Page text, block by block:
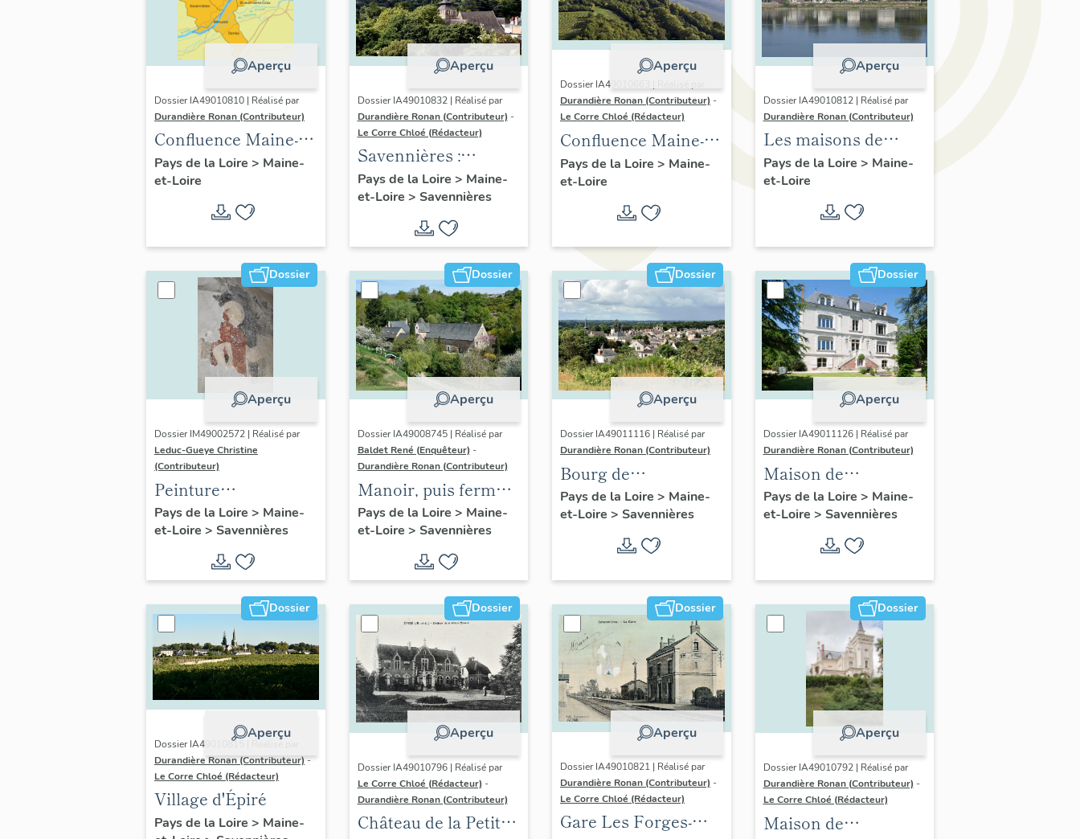
Aperçu
Dossier IA49010810 | Réalisé par
Durandière Ronan (Contributeur)
Confluence Maine-
Loire : présentation
de l'opération
thématique
Pays de la Loire > Maine-
et-Loire
Aperçu
Dossier IA49010832 | Réalisé par
Durandière Ronan (Contributeur) -
Le Corre Chloé (Rédacteur)
Savennières :
présentation de la
commune
Pays de la Loire > Maine-
et-Loire > Savennières
Aperçu
Dossier IA49010663 | Réalisé par
Durandière Ronan (Contributeur) -
Le Corre Chloé (Rédacteur)
Confluence Maine-
Loire : présentation
de l'aire d'étude
Pays de la Loire > Maine-
et-Loire
Aperçu
Dossier IA49010812 | Réalisé par
Durandière Ronan (Contributeur)
Les maisons de
villégiature de la
confluence Maine-
Pays de la Loire > Maine-
et-Loire
Dossier
Aperçu
Dossier IM49002572 | Réalisé par
Leduc-Gueye Christine
(Contributeur)
Peinture
monumentale : saint
Fiacre, saint
Mathurin
Pays de la Loire > Maine-
et-Loire > Savennières
Dossier
Aperçu
Dossier IA49008745 | Réalisé par
Baldet René (Enquêteur) -
Durandière Ronan (Contributeur)
Manoir, puis ferme
de la Coulée-de-
Serrant
Pays de la Loire > Maine-
et-Loire > Savennières
Dossier
Aperçu
Dossier IA49011116 | Réalisé par
Durandière Ronan (Contributeur)
Bourg de
Savennières
Pays de la Loire > Maine-
et-Loire > Savennières
Dossier
Aperçu
Dossier IA49011126 | Réalisé par
Durandière Ronan (Contributeur)
Maison de
villégiature, 11
chemin de la
Monnaie
Pays de la Loire > Maine-
et-Loire > Savennières
Dossier
Aperçu
Dossier IA49010815 | Réalisé par
Durandière Ronan (Contributeur)-
Le Corre Chloé (Rédacteur)
Village d'Épiré
Pays de la Loire > Maine-
Dossier
Aperçu
Dossier IA49010796 | Réalisé par
Le Corre Chloé (Rédacteur) -
Durandière Ronan (Contributeur)
Château de la Petite-
Dossier
Aperçu
Dossier IA49010821 | Réalisé par
Durandière Ronan (Contributeur) -
Le Corre Chloé (Rédacteur)
Gare Les Forges-
Dossier
Aperçu
Dossier IA49010792 | Réalisé par
Durandière Ronan (Contributeur) -
Le Corre Chloé (Rédacteur)
Maison de